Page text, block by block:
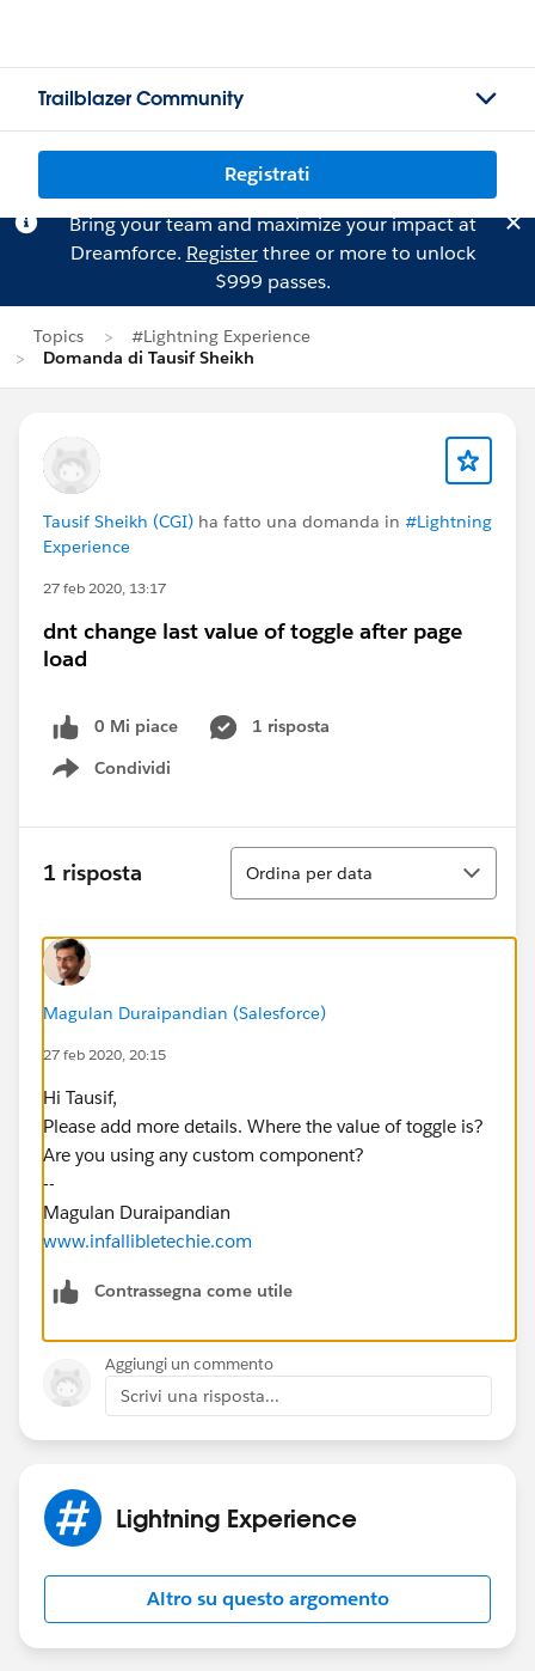
Trailblazer Community
Registrati
Bring your team and maximize your impact at
Dreamforce. Registerthree or more to unlock
$999 passes.
Topics
#Lightning Experience
Domanda di Tausif Sheikh
Tausif Sheikh (CGI) ha fatto una domanda in #Lightning
Experience
27 feb 2020, 13:17
dnt change last value of toggle after page
load
0 Mi piace
1 risposta
Condividi
Show menu
1 risposta
Ordina
Ordina per data
Magulan Duraipandian (Salesforce)
27 feb 2020, 20:15
Hi Tausif,
Please add more details. Where the value of toggle is?
Are you using any custom component?
--
Magulan Duraipandian
www.infallibletechie.com
Contrassegna come utile
Aggiungi un commento
Scrivi una risposta...
Lightning Experience
Altro su questo argomento